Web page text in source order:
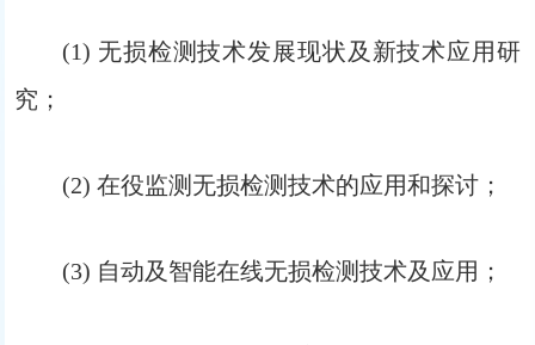
(1) 无损检测技术发展现状及新技术应用研
究；
(2) 在役监测无损检测技术的应用和探讨；
(3) 自动及智能在线无损检测技术及应用；